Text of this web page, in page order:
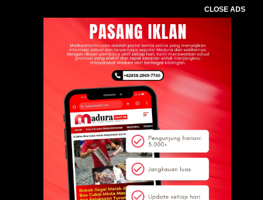
CLOSE ADS